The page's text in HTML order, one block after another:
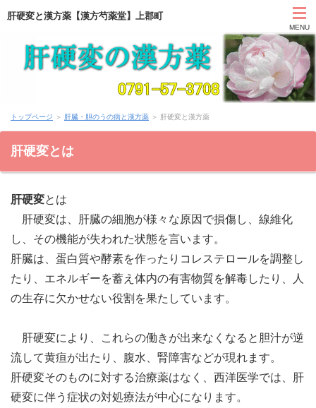
肝硬変と漢方薬【漢方芍薬堂】上郡町
MENU
アクセス
お問い合わせ
薬膳ブログ「日々塩梅」
トップページ ＞ 肝臓・胆のうの病と漢方薬 ＞ 肝硬変と漢方薬
肝硬変とは
肝硬変とは
肝硬変は、肝臓の細胞が様々な原因で損傷し、線維化
し、その機能が失われた状態を言います。
肝臓は、蛋白質や酵素を作ったりコレステロールを調整し
たり、エネルギーを蓄え体内の有害物質を解毒したり、人
の生存に欠かせない役割を果たしています。
肝硬変により、これらの働きが出来なくなると胆汁が逆
流して黄疸が出たり、腹水、腎障害などが現れます。
肝硬変そのものに対する治療薬はなく、西洋医学では、肝
硬変に伴う症状の対処療法が中心になります。